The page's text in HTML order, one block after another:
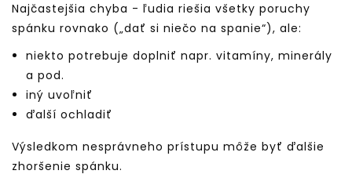
Najčastejšia chyba - ľudia riešia všetky poruchy
spánku rovnako („dať si niečo na spanie“), ale:
niekto potrebuje doplniť napr. vitamíny, minerály
a pod.
iný uvoľniť
ďalší ochladiť
Výsledkom nesprávneho prístupu môže byť ďalšie
zhoršenie spánku.